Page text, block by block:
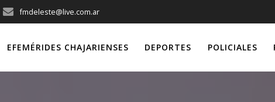
fmdeleste@live.com.ar
EFEMÉRIDES CHAJARIENSES DEPORTES POLICIALES